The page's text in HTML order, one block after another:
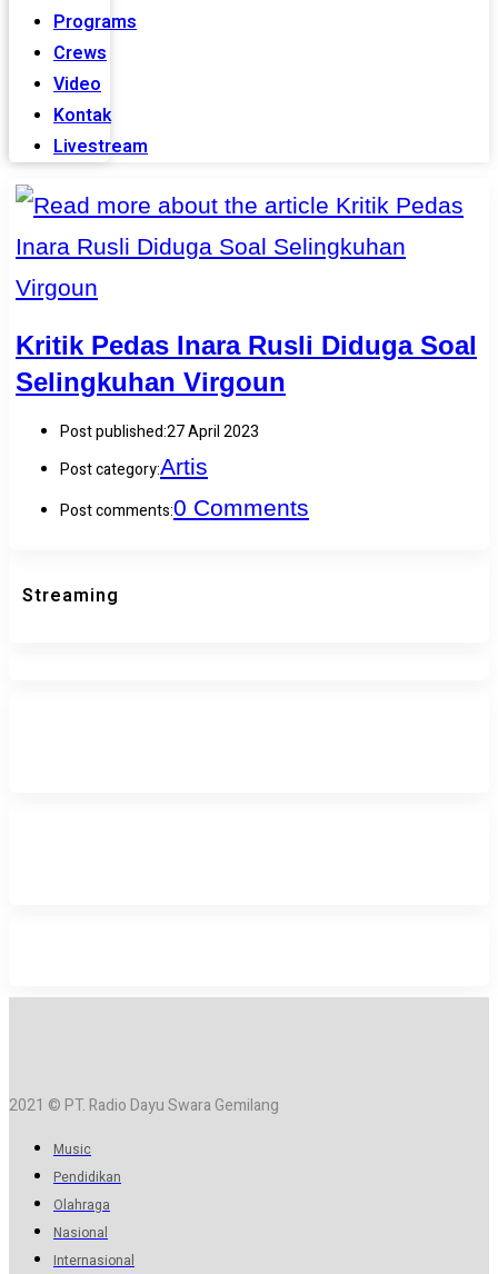
Programs
Crews
Video
Kontak
Livestream
Kritik Pedas Inara Rusli Diduga Soal
Selingkuhan Virgoun
Post published:27 April 2023
Post category:Artis
Post comments:0 Comments
Streaming
2021 © PT. Radio Dayu Swara Gemilang
Music
Pendidikan
Olahraga
Nasional
Internasional